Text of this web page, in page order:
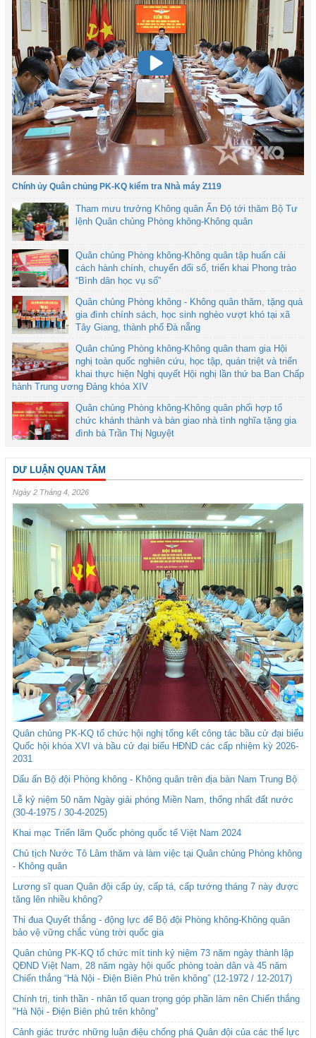
Chính ủy Quân chủng PK-KQ kiểm tra Nhà máy Z119
Tham mưu trưởng Không quân Ấn Độ tới thăm Bộ Tư
lệnh Quân chủng Phòng không-Không quân
Quân chủng Phòng không-Không quân tập huấn cải
cách hành chính, chuyển đổi số, triển khai Phong trào
“Bình dân học vụ số”
Quân chủng Phòng không - Không quân thăm, tặng quà
gia đình chính sách, học sinh nghèo vượt khó tại xã
Tây Giang, thành phố Đà nẵng
Quân chủng Phòng không-Không quân tham gia Hội
nghị toàn quốc nghiên cứu, học tập, quán triệt và triển
khai thực hiện Nghị quyết Hội nghị lần thứ ba Ban Chấp
hành Trung ương Đảng khóa XIV
Quân chủng Phòng không-Không quân phối hợp tổ
chức khánh thành và bàn giao nhà tình nghĩa tặng gia
đình bà Trần Thị Nguyệt
DƯ LUẬN QUAN TÂM
Ngày 2 Tháng 4, 2026
Quân chủng PK-KQ tổ chức hội nghị tổng kết công tác bầu cử đại biểu
Quốc hội khóa XVI và bầu cử đại biểu HĐND các cấp nhiệm kỳ 2026-
2031
Dấu ấn Bộ đội Phòng không - Không quân trên địa bàn Nam Trung Bộ
Lễ kỷ niệm 50 năm Ngày giải phóng Miền Nam, thống nhất đất nước
(30-4-1975 / 30-4-2025)
Khai mạc Triển lãm Quốc phòng quốc tế Việt Nam 2024
Chủ tịch Nước Tô Lâm thăm và làm việc tại Quân chủng Phòng không
- Không quân
Lương sĩ quan Quân đội cấp úy, cấp tá, cấp tướng tháng 7 này được
tăng lên nhiều không?
Thi đua Quyết thắng - động lực để Bộ đội Phòng không-Không quân
bảo vệ vững chắc vùng trời quốc gia
Quân chủng PK-KQ tổ chức mít tinh kỷ niệm 73 năm ngày thành lập
QĐND Việt Nam, 28 năm ngày hội quốc phòng toàn dân và 45 năm
Chiến thắng “Hà Nội - Điện Biên Phủ trên không” (12-1972 / 12-2017)
Chính trị, tinh thần - nhân tố quan trọng góp phần làm nên Chiến thắng
"Hà Nội - Điện Biên phủ trên không"
Cảnh giác trước những luận điệu chống phá Quân đội của các thế lực